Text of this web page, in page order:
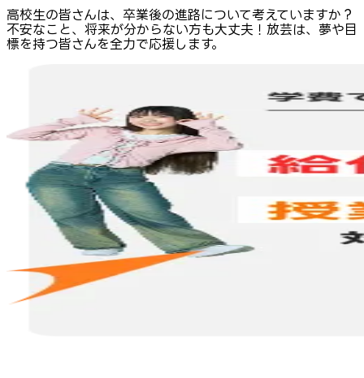
高校生の皆さんは、卒業後の進路について考えていますか？
不安なこと、将来が分からない方も大丈夫！放芸は、夢や目
標を持つ皆さんを全力で応援します。